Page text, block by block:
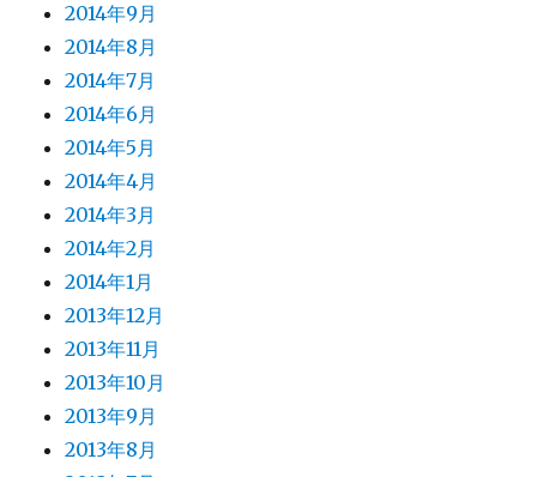
2014年9月
2014年8月
2014年7月
2014年6月
2014年5月
2014年4月
2014年3月
2014年2月
2014年1月
2013年12月
2013年11月
2013年10月
2013年9月
2013年8月